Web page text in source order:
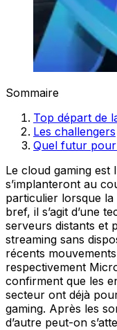
Sommaire
Top départ de
Les challengers
Quel futur
Le cloud gaming est
s’implanteront au
particulier lorsque la
bref, il s’agit d’une
serveurs distants et
streaming sans
récents
respectivement
confirment que les
secteur ont déjà
gaming. Après les
d’autre peut-on